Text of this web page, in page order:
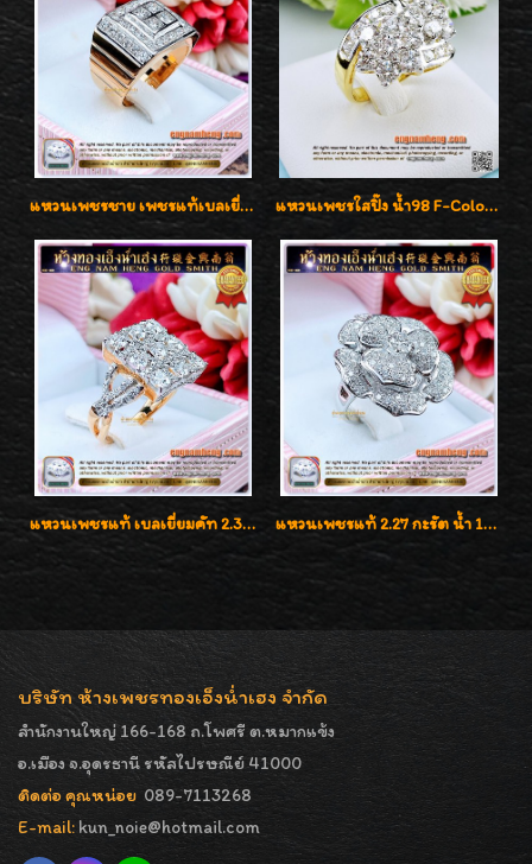
แหวนเพชรชาย เพชรแท้เบลเยี่ยมคัท น้ำ100% D-Color/VVS 2.46 กะรัต แหวนเพชรใสปิ๊ง น้ำ98 F-Color/VVS1 น้ำหนักเพชรรวม 2.56 กะรัต ใส่เต็มนิ้วเพชรเป็นน้ำเป็นเนื้อสวยมากๆค่ะ
แหวนเพชรแท้ เบลเยี่ยมคัท 2.39 กะรัต น้ำ 98 F-Color/VVS ดีไซน์หน้ากว้างหรูเต็มนิ้ว แหวนเพชรแท้ 2.27 กะรัต น้ำ 100% เบลเยี่ยมคัท ลวดลายดอกกุหลาบหรู
บริษัท ห้างเพชรทองเอ็งน่ำเฮง จำกัด
สำนักงานใหญ่ 166-168 ถ.โพศรี ต.หมากแข้ง
อ.เมือง จ.อุดรธานี รหัสไปรษณีย์ 41000
ติดต่อ คุณหน่อย 089-7113268
E-mail: kun_noie@hotmail.com